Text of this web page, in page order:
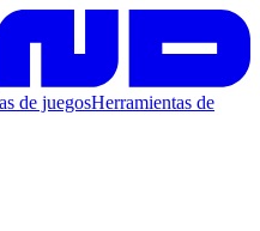
de juegosHerramientas de